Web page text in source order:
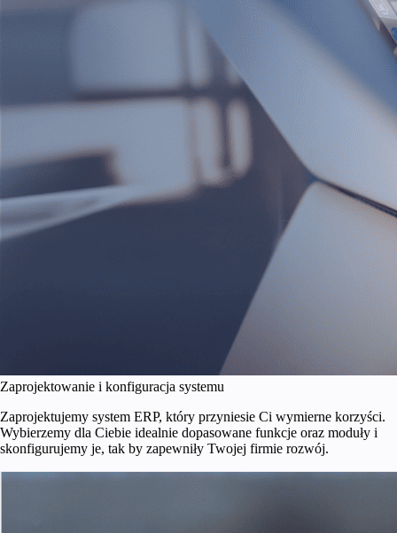
Zaprojektowanie i konfiguracja systemu
Zaprojektujemy system ERP, który przyniesie Ci wymierne korzyści.
Wybierzemy dla Ciebie idealnie dopasowane funkcje oraz moduły i
skonfigurujemy je, tak by zapewniły Twojej firmie rozwój.